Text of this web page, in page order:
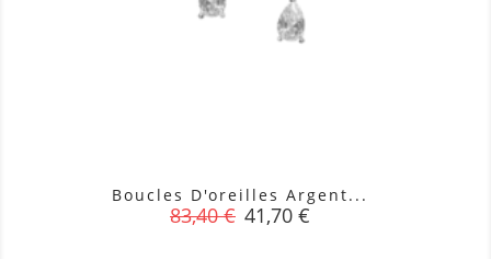
Boucles D'oreilles Argent...
Prix
83,40 € Prix
41,70 €